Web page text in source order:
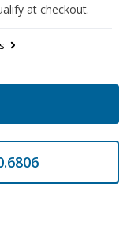
at checkout.